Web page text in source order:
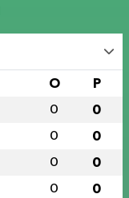
O P
0 0
0 0
0 0
0 0